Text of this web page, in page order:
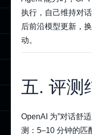
执行，自己维持对
后前沿模型更新，
动。
五. 评测
OpenAI 为”对话舒
测：5–10 分钟的匹